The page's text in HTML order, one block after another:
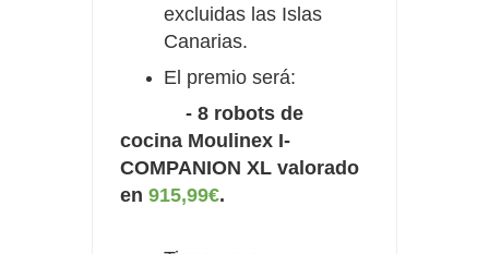
excluidas las Islas
Canarias.
El premio será:
- 8 robots de
cocina Moulinex I-
COMPANION XL valorado
en 915,99€.